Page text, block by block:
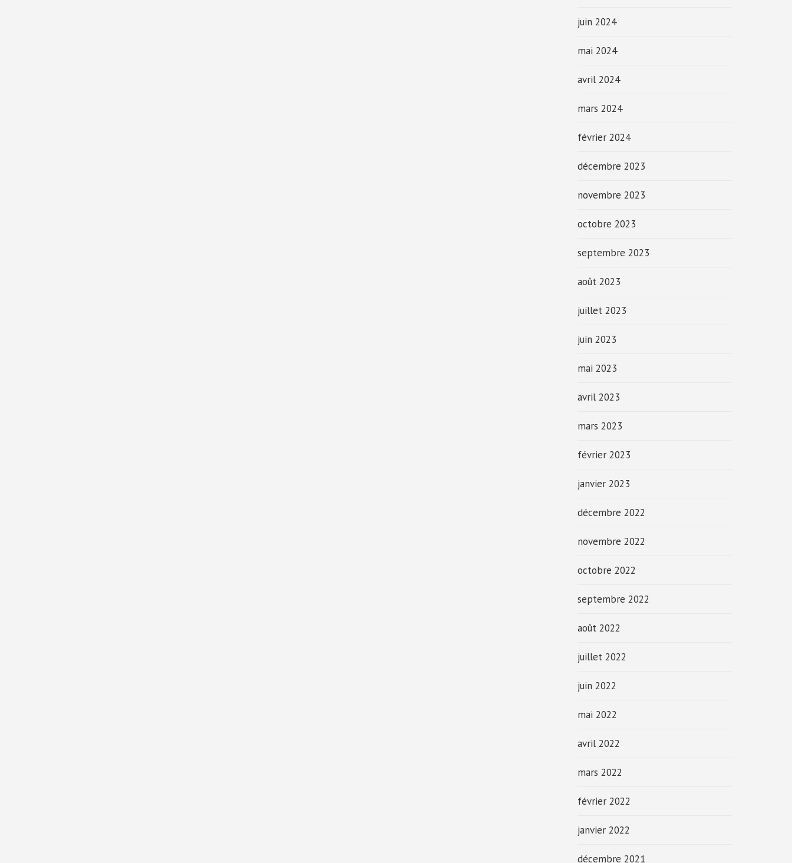
juin 2024
mai 2024
avril 2024
mars 2024
février 2024
décembre 2023
novembre 2023
octobre 2023
septembre 2023
août 2023
juillet 2023
juin 2023
mai 2023
avril 2023
mars 2023
février 2023
janvier 2023
décembre 2022
novembre 2022
octobre 2022
septembre 2022
août 2022
juillet 2022
juin 2022
mai 2022
avril 2022
mars 2022
février 2022
janvier 2022
décembre 2021